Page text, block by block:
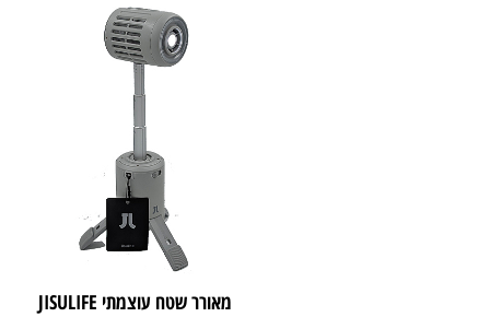
מאורר שטח עוצמתי JISULIFE